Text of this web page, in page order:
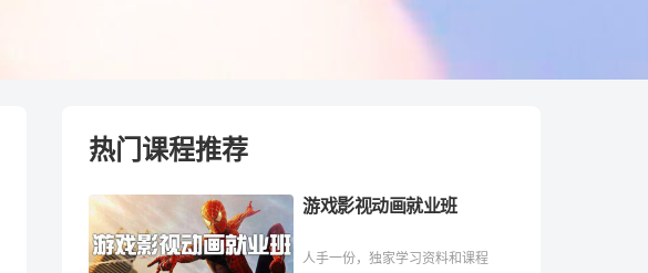
热门课程推荐
游戏影视动画就业班
人手一份，独家学习资料和课程